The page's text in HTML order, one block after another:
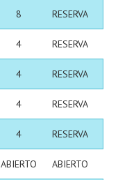
8 RESERVA
4 RESERVA
4 RESERVA
4 RESERVA
4 RESERVA
ABIERTO ABIERTO